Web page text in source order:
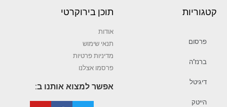
קטגוריות
פרסום
ברנז’ה
דיגיטל
הייטק
תוכן בירוקרטי
אודות
תנאי שימוש
מדיניות פרטיות
פרסמו אצלנו
אפשר למצוא אותנו ב: